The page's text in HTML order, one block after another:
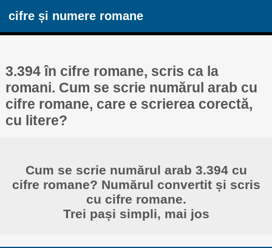
cifre și numere romane
3.394 în cifre romane, scris ca la
romani. Cum se scrie numărul arab cu
cifre romane, care e scrierea corectă,
cu litere?
Cum se scrie numărul arab 3.394 cu
cifre romane? Numărul convertit și scris
cu cifre romane.
Trei pași simpli, mai jos